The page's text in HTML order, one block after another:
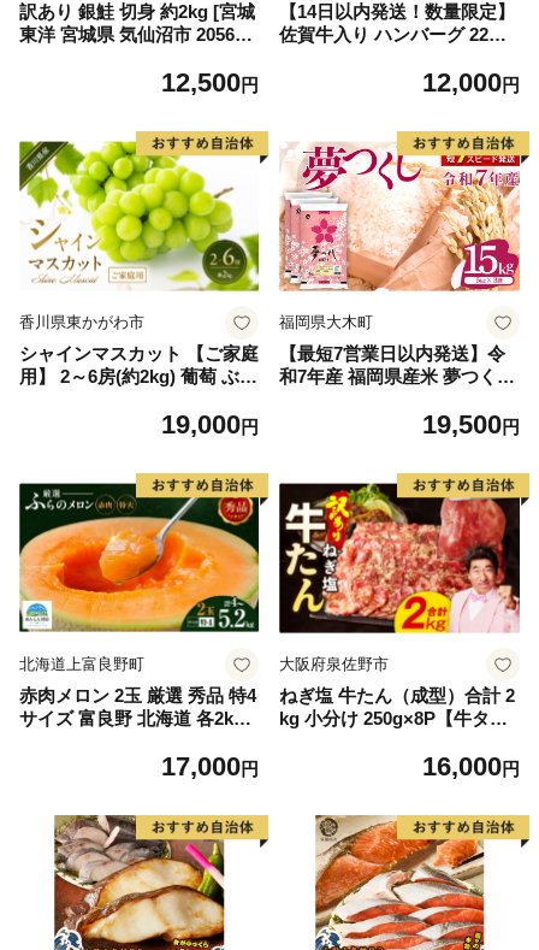
訳あり 銀鮭 切身 約2kg [宮城
東洋 宮城県 気仙沼市 205649
格外 不揃い さけ サケ 鮭切身
切り身 魚 わけあり
12,500円
【14日以内発送！数量限定】
佐賀牛入り ハンバーグ 22個
毛和牛 ブランド牛 九州 ハン
(H083106)
12,000円
香川県東かがわ市
シャインマスカット 【ご家庭
用】 2～6房(約2kg) 葡萄 ぶど
もの 果実 旬の果物 旬のフル
19,000円
福岡県大木町
【最短7営業日以内発送】令
和7年産 福岡県産米 夢つくし
19,500円
北海道上富良野町
赤肉メロン 2玉 厳選 秀品 特4
サイズ 富良野 北海道 各2kg
富良野 メロン めろん 果物 く
17,000円
大阪府泉佐野市
ねぎ塩 牛たん（成型）合計 2
kg 小分け 250g×8P【牛タン
16,000円